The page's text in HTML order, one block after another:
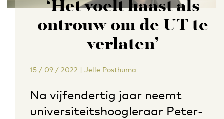
‘Het voelt haast als
ontrouw om de UT te
verlaten’
15 / 09 / 2022 | Jelle Posthuma
Na vijfendertig jaar neemt
universiteitshoogleraar Peter-